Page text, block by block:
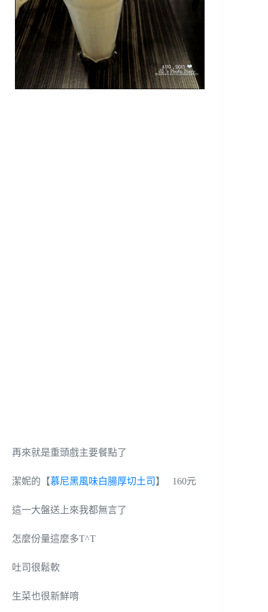
再來就是重頭戲主要餐點了
潔妮的【慕尼黑風味白腸厚切土司 】 160元
這一大盤送上來我都無言了
怎麼份量這麼多T^T
吐司很鬆軟
生菜也很新鮮唷